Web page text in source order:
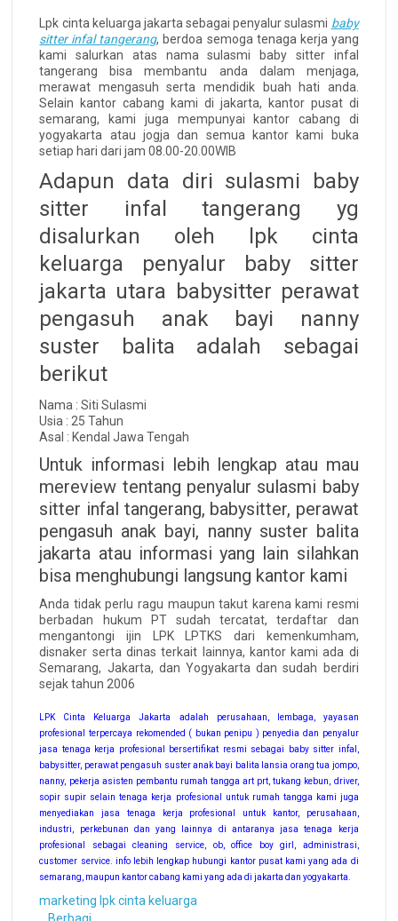
Lpk cinta keluarga jakarta sebagai penyalur sulasmi baby
sitter infal tangerang, berdoa semoga tenaga kerja yang
kami salurkan atas nama sulasmi baby sitter infal
tangerang bisa membantu anda dalam menjaga,
merawat mengasuh serta mendidik buah hati anda.
Selain kantor cabang kami di jakarta, kantor pusat di
semarang, kami juga mempunyai kantor cabang di
yogyakarta atau jogja dan semua kantor kami buka
setiap hari dari jam 08.00-20.00WIB
Adapun data diri sulasmi baby
sitter infal tangerang yg
disalurkan oleh lpk cinta
keluarga penyalur baby sitter
jakarta utara babysitter perawat
pengasuh anak bayi nanny
suster balita adalah sebagai
berikut
Nama : Siti Sulasmi
Usia : 25 Tahun
Asal : Kendal Jawa Tengah
Untuk informasi lebih lengkap atau mau
mereview tentang penyalur sulasmi baby
sitter infal tangerang, babysitter, perawat
pengasuh anak bayi, nanny suster balita
jakarta atau informasi yang lain silahkan
bisa menghubungi langsung kantor kami
Anda tidak perlu ragu maupun takut karena kami resmi
berbadan hukum PT sudah tercatat, terdaftar dan
mengantongi ijin LPK LPTKS dari kemenkumham,
disnaker serta dinas terkait lainnya, kantor kami ada di
Semarang, Jakarta, dan Yogyakarta dan sudah berdiri
sejak tahun 2006
LPK Cinta Keluarga Jakarta adalah perusahaan, lembaga, yayasan
profesional terpercaya rekomended ( bukan penipu ) penyedia dan penyalur
jasa tenaga kerja profesional bersertifikat resmi sebagai baby sitter infal,
babysitter, perawat pengasuh suster anak bayi balita lansia orang tua jompo,
nanny, pekerja asisten pembantu rumah tangga art prt, tukang kebun, driver,
sopir supir selain tenaga kerja profesional untuk rumah tangga kami juga
menyediakan jasa tenaga kerja profesional untuk kantor, perusahaan,
industri, perkebunan dan yang lainnya di antaranya jasa tenaga kerja
profesional sebagai cleaning service, ob, office boy girl, administrasi,
customer service. info lebih lengkap hubungi kantor pusat kami yang ada di
semarang, maupun kantor cabang kami yang ada di jakarta dan yogyakarta.
marketing lpk cinta keluarga